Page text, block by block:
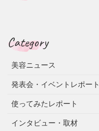
Category
美容ニュース
発表会・イベントレポート
使ってみたレポート
インタビュー・取材